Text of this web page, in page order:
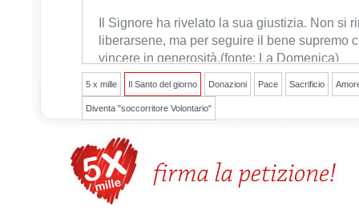
Il Signore ha rivelato la sua giustizia. Non si
liberarsene, ma per seguire il bene supremo
vincere in generosità.(fonte: La Domenica)
5 x mille Il Santo del giorno Donazioni Pace Sacrificio
Diventa "soccorritore Volontario"